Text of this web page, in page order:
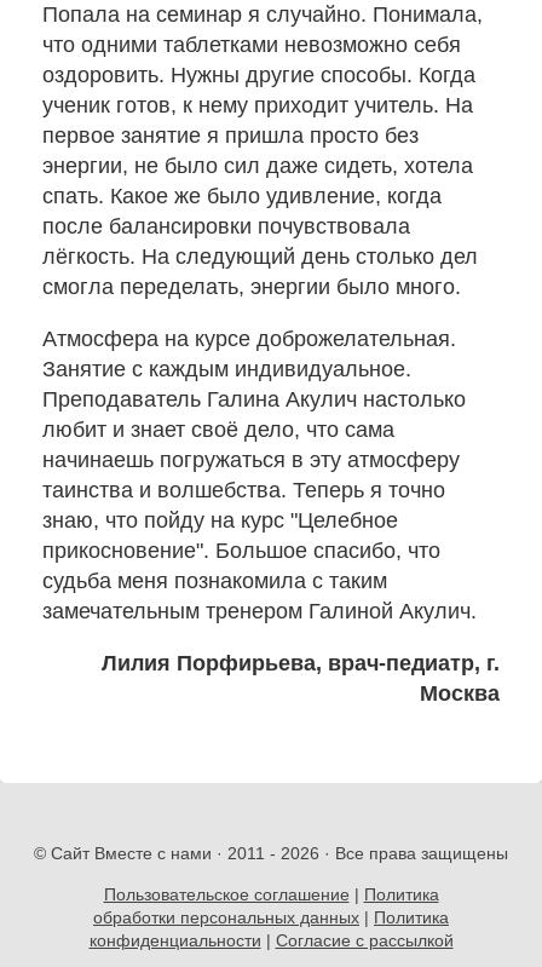
кинезиолога
Приём
кинезиолога
Галины
Акулич
отзывы
авторе
Диплом
и
сертификаты
Галины
Акулич
Контакты
проекте
Попала на семинар я случайно. Понимала,
что одними таблетками невозможно себя
оздоровить. Нужны другие способы. Когда
ученик готов, к нему приходит учитель. На
первое занятие я пришла просто без
энергии, не было сил даже сидеть, хотела
спать. Какое же было удивление, когда
после балансировки почувствовала
лёгкость. На следующий день столько дел
смогла переделать, энергии было много.
Атмосфера на курсе доброжелательная.
Занятие с каждым индивидуальное.
Преподаватель Галина Акулич настолько
любит и знает своё дело, что сама
начинаешь погружаться в эту атмосферу
таинства и волшебства. Теперь я точно
знаю, что пойду на курс "Целебное
прикосновение". Большое спасибо, что
судьба меня познакомила с таким
замечательным тренером Галиной Акулич.
Лилия Порфирьева, врач-педиатр, г.
Москва
© Сайт Вместе с нами · 2011 - 2026 · Все права защищены
Пользовательское соглашение | Политика
обработки персональных данных | Политика
конфиденциальности | Согласие с рассылкой